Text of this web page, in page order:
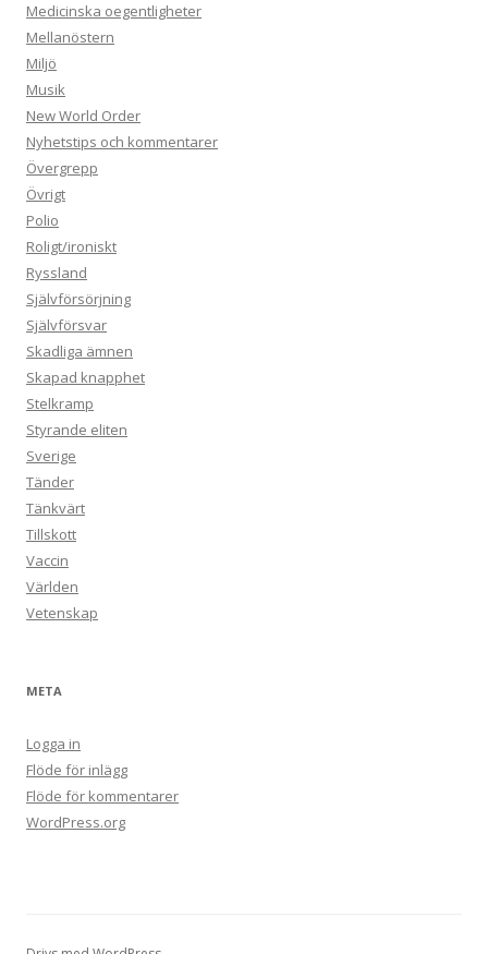
Medicinska oegentligheter
Mellanöstern
Miljö
Musik
New World Order
Nyhetstips och kommentarer
Övergrepp
Övrigt
Polio
Roligt/ironiskt
Ryssland
Självförsörjning
Självförsvar
Skadliga ämnen
Skapad knapphet
Stelkramp
Styrande eliten
Sverige
Tänder
Tänkvärt
Tillskott
Vaccin
Världen
Vetenskap
META
Logga in
Flöde för inlägg
Flöde för kommentarer
WordPress.org